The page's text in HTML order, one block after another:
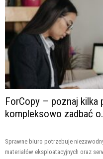
ForCopy – poznaj
kompleksowo zadbać
Sprawne biuro potrzebuje
materiałów eksploatacyjnych oraz